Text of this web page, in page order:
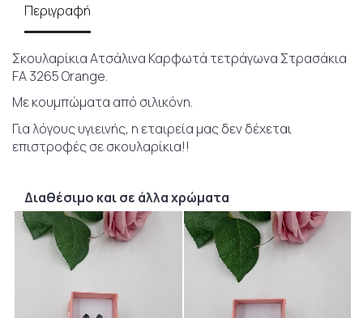
Περιγραφή
Σκουλαρίκια Ατσάλινα Καρφωτά τετράγωνα Στρασάκια
FA 3265 Orange.
Με κουμπώματα από σιλικόνη.
Για λόγους υγιεινής, η εταιρεία μας δεν δέχεται
επιστροφές σε σκουλαρίκια!!
Διαθέσιμο και σε άλλα χρώματα